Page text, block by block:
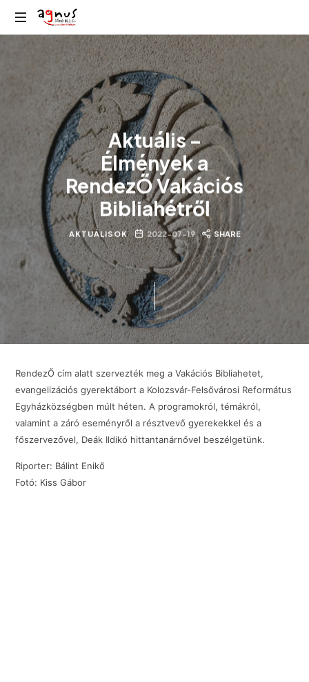
Agnus
Rádió
Kolozsvár
közösségi
rádiója
Aktuális –
Élmények a
RendezŐ Vakációs
Bibliahétről
AKTUÁLISOK 2022-07-19 SHARE
RendezŐ cím alatt szervezték meg a Vakációs Bibliahetet,
evangelizációs gyerektábort a Kolozsvár-Felsővárosi Református
Egyházközségben múlt héten. A programokról, témákról,
valamint a záró eseményről a résztvevő gyerekekkel és a
főszervezővel, Deák Ildikó hittantanárnővel beszélgetünk.
Riporter: Bálint Enikő
Fotó: Kiss Gábor